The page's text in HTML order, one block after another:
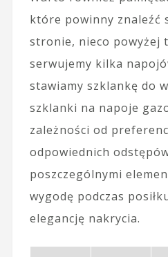
które powinny znaleźć
stronie, nieco powyżej
serwujemy kilka
stawiamy szklankę do
szklanki na napoje
zależności od
odpowiednich
poszczególnymi
wygodę podczas
elegancję nakrycia.